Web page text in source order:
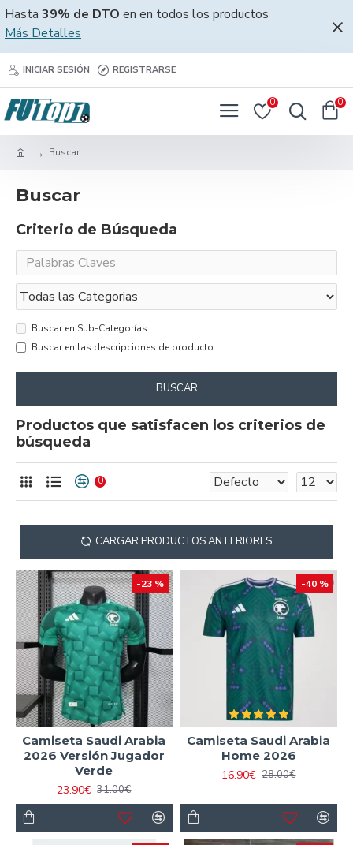
Hasta 39% de DTO en en todos los productos
Más Detalles
INICIAR SESIÓN REGISTRARSE
0 0
Buscar
Buscar
Criterio de Búsqueda
Buscar en Sub-Categorías
Buscar en las descripciones de producto
BUSCAR
Productos que satisfacen los criterios de
búsqueda
0
CARGAR PRODUCTOS ANTERIORES
-23 %
Camiseta Saudi Arabia
2026 Versión Jugador
Verde
23.90€ 31.00€
-40 %
Camiseta Saudi Arabia
Home 2026
16.90€ 28.00€